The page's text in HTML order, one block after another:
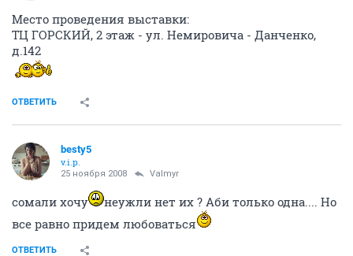
Место проведения выставки:
ТЦ ГОРСКИЙ, 2 этаж - ул. Немировича - Данченко,
д.142
ОТВЕТИТЬ
besty5
v.i.p.
25 ноября 2008 Valmyr
сомали хочу
неужли нет их ? Аби только одна.... Но
все равно придем любоваться
ОТВЕТИТЬ